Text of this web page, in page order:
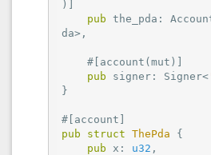
)]
pub the_pda:
da>,
#[account(mut)]
pub signer: Signer<
}
#[account]
pub
struct ThePda {
pub x: u32 ,